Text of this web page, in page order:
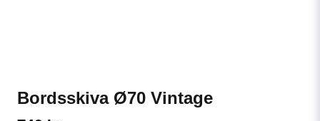
Bordsskiva Ø70 Vintage